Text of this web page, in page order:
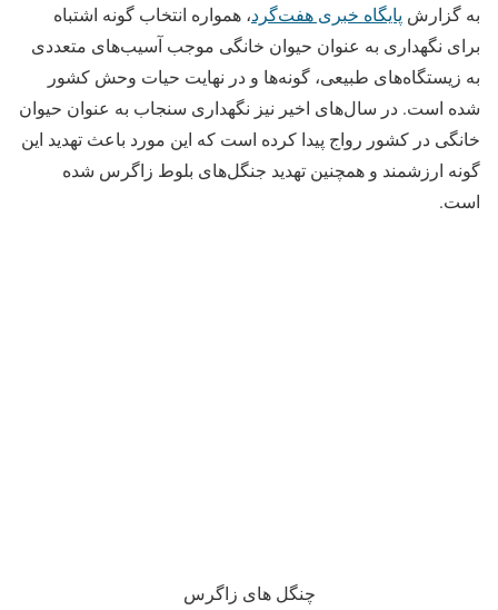
به گزارش پایگاه خبری هفت‌گرد، همواره انتخاب گونه اشتباه
برای نگهداری به عنوان حیوان خانگی موجب آسیب‌های متعددی
به زیستگاه‌های طبیعی، گونه‌ها و در نهایت حیات وحش کشور
شده است. در سال‌های اخیر نیز نگهداری سنجاب به عنوان حیوان
خانگی در کشور رواج پیدا کرده است که این مورد باعث تهدید این
گونه ارزشمند و همچنین تهدید جنگل‌های بلوط زاگرس شده
است.
چنگل های زاگرس